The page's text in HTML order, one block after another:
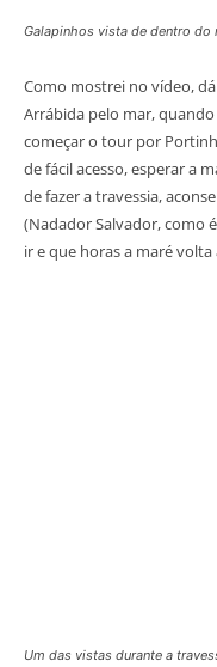
Galapinhos vista de dentro do
Como mostrei no vídeo,
Arrábida pelo mar,
começar o tour por
de fácil acesso, esperar a
de fazer a travessia,
(Nadador Salvador, como
ir e que horas a maré
Um das vistas durante a